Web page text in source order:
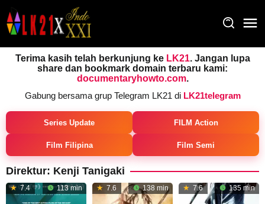
ke
konten
Terima kasih telah berkunjung ke LK21. Jangan lupa
share dan bookmark domain terbaru kami:
documentaryhowto.com.
Gabung bersama grup Telegram LK21 di LK21telegram
Series Update FILM Action
Film Filipina Film Semi
Direktur: Kenji Tanigaki
7.4 113 min 7.6 138 min 7.6 135 min